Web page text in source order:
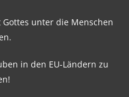
unter die Menschen
in den EU-Ländern zu